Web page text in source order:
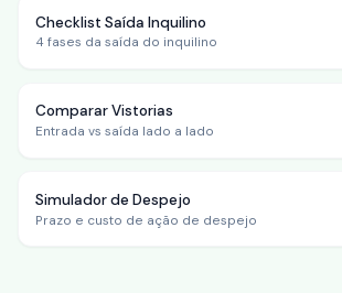
Checklist Saída Inquilino
4 fases da saída do inquilino
Comparar Vistorias
Entrada vs saída lado a lado
Simulador de Despejo
Prazo e custo de ação de despejo